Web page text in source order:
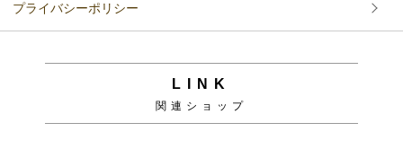
プライバシーポリシー
LINK
関連ショップ